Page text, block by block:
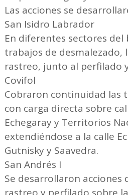
Las acciones se
San Isidro Labrador
En diferentes sectores
trabajos de desmalezado,
rastreo, junto al perfilado
Covifol
Cobraron continuidad las
con carga directa sobre
Echegaray y Territorios
extendiéndose a la calle
Gutnisky y Saavedra.
San Andrés I
Se desarrollaron acciones
rastreo y perfilado sobre